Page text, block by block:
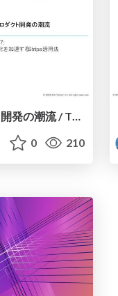
API Firstで考えるプロダクト開発の潮流 / The Trend of Product Development with an API-First Approach
0 210